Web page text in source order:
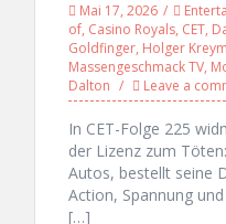
Mai 17, 2026
of, Casino Royals, CET,
Goldfinger, Holger
Massengeschmack TV,
Dalton
Leave a
In CET-Folge 225
der Lizenz zum
Autos, bestellt seine
Action, Spannung
[…]